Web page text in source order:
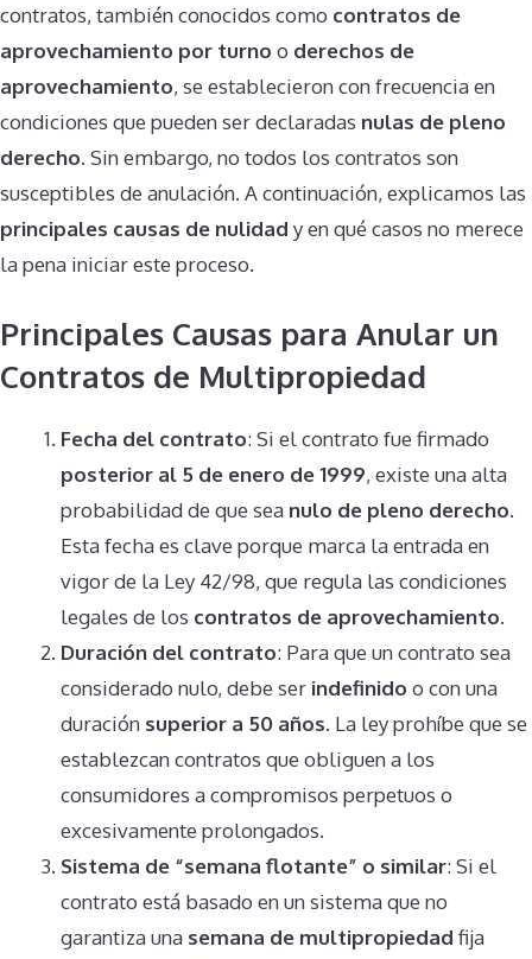
contratos, también conocidos como contratos de
aprovechamiento por turno o derechos de
aprovechamiento, se establecieron con frecuencia en
condiciones que pueden ser declaradas nulas de pleno
derecho. Sin embargo, no todos los contratos son
susceptibles de anulación. A continuación, explicamos las
principales causas de nulidad y en qué casos no merece
la pena iniciar este proceso.
Principales Causas para Anular un
Contratos de Multipropiedad
Fecha del contrato: Si el contrato fue firmado
posterior al 5 de enero de 1999, existe una alta
probabilidad de que sea nulo de pleno derecho.
Esta fecha es clave porque marca la entrada en
vigor de la Ley 42/98, que regula las condiciones
legales de los contratos de aprovechamiento​.
Duración del contrato: Para que un contrato sea
considerado nulo, debe ser indefinido o con una
duración superior a 50 años. La ley prohíbe que se
establezcan contratos que obliguen a los
consumidores a compromisos perpetuos o
excesivamente prolongados​.
Sistema de “semana flotante” o similar: Si el
contrato está basado en un sistema que no
garantiza una semana de multipropiedad fija